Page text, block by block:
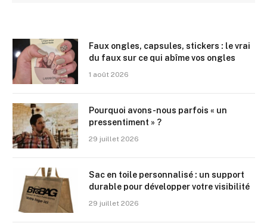
Faux ongles, capsules, stickers : le vrai
du faux sur ce qui abîme vos ongles
1 août 2026
Pourquoi avons-nous parfois « un
pressentiment » ?
29 juillet 2026
Sac en toile personnalisé : un support
durable pour développer votre visibilité
29 juillet 2026